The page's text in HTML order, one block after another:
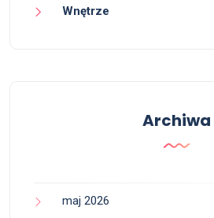
Wnętrze
Archiwa
maj 2026